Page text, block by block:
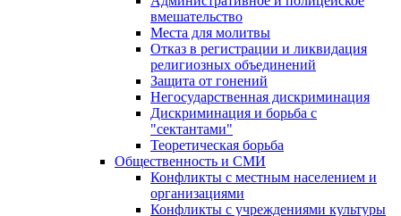
вмешательство
Места для молитвы
Отказ в регистрации и ликвидация
религиозных объединений
Защита от гонений
Негосударственная дискриминация
Дискриминация и борьба с
"сектантами"
Теоретическая борьба
Общественность и СМИ
Конфликты с местным населением и
организациями
Конфликты с учреждениями культуры